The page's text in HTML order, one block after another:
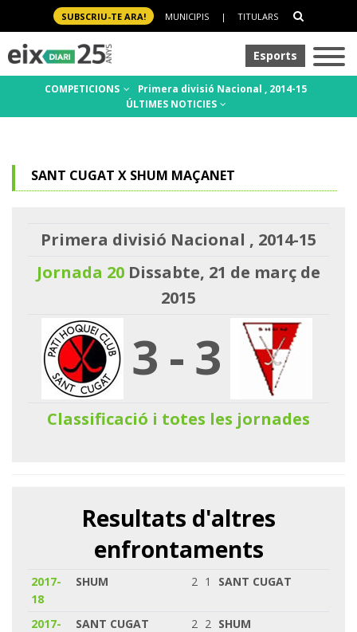
SUBSCRIU-TE ARA! MUNICIPIS | TITULARS
Esports
COMPETICIONS
Primera divisió Nacional , 2014-15
ÚLTIMES NOTICIES
SANT CUGAT X SHUM MAÇANET
Primera divisió Nacional , 2014-15
Jornada 20Dissabte, 21 de març de
2015
3 -3
Classificació i totes les jornades
Resultats d'altres
enfrontaments
2017-
18
SHUM 2 1 SANT CUGAT
2017-
SANT CUGAT 2 2 SHUM